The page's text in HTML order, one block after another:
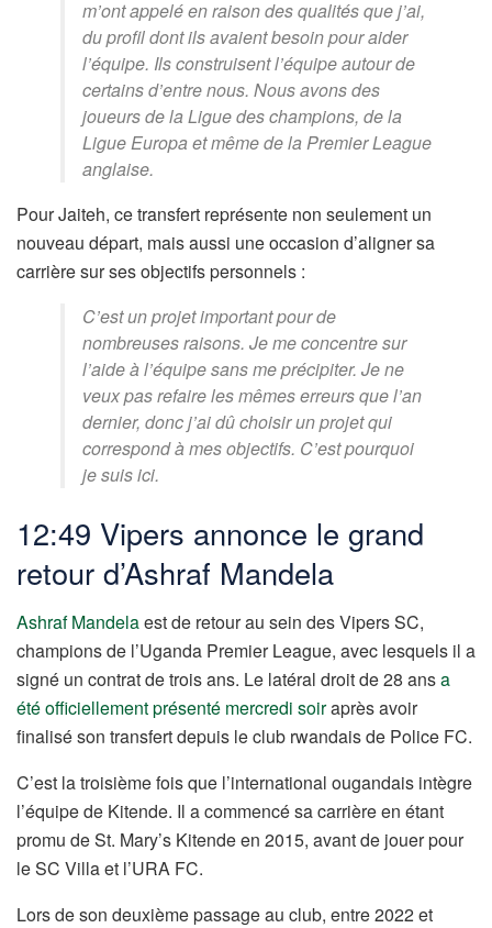
m’ont appelé en raison des qualités que j’ai,
du profil dont ils avaient besoin pour aider
l’équipe. Ils construisent l’équipe autour de
certains d’entre nous. Nous avons des
joueurs de la Ligue des champions, de la
Ligue Europa et même de la Premier League
anglaise.
Pour Jaiteh, ce transfert représente non seulement un
nouveau départ, mais aussi une occasion d’aligner sa
carrière sur ses objectifs personnels :
C’est un projet important pour de
nombreuses raisons. Je me concentre sur
l’aide à l’équipe sans me précipiter. Je ne
veux pas refaire les mêmes erreurs que l’an
dernier, donc j’ai dû choisir un projet qui
correspond à mes objectifs. C’est pourquoi
je suis ici.
12:49 Vipers annonce le grand
retour d’Ashraf Mandela
Ashraf Mandelaest de retour au sein des Vipers SC,
champions de l’Uganda Premier League, avec lesquels il a
signé un contrat de trois ans. Le latéral droit de 28 ansa
été officiellement présenté mercredi soiraprès avoir
finalisé son transfert depuis le club rwandais de Police FC.
C’est la troisième fois que l’international ougandais intègre
l’équipe de Kitende. Il a commencé sa carrière en étant
promu de St. Mary’s Kitende en 2015, avant de jouer pour
le SC Villa et l’URA FC.
Lors de son deuxième passage au club, entre 2022 et